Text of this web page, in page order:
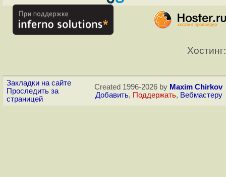
Хостинг:
Закладки на сайте
Проследить за
страницей
Created 1996-2026 by Maxim Chirkov
Добавить, Поддержать, Вебмастеру